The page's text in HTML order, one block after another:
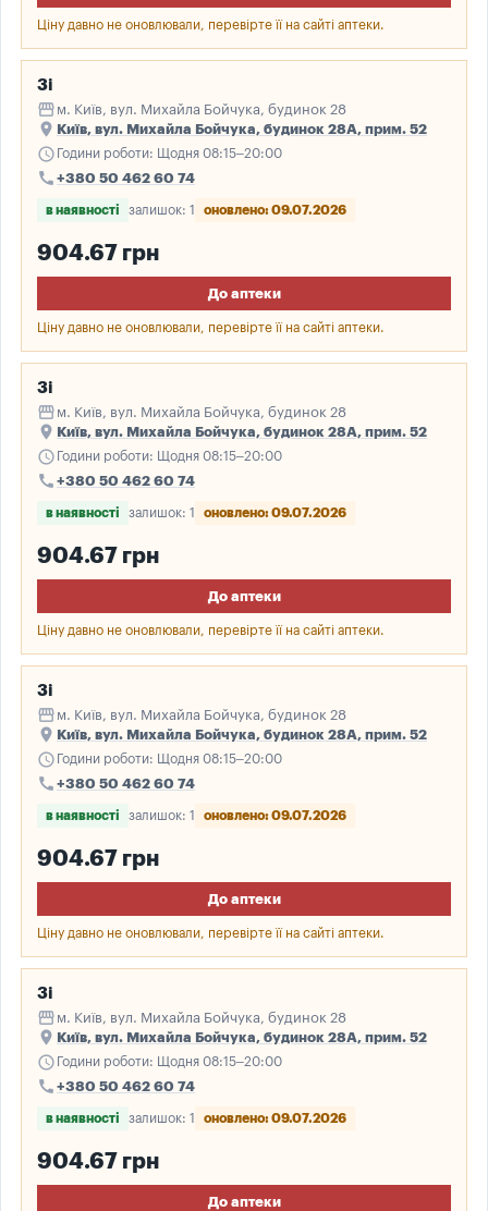
Ціну давно не оновлювали, перевірте її на сайті аптеки.
3і
storefront м. Київ, вул. Михайла Бойчука, будинок 28
place Київ, вул. Михайла Бойчука, будинок 28А, прим. 52
schedule Години роботи: Щодня 08:15–20:00
call +380 50 462 60 74
в наявності залишок: 1 оновлено: 09.07.2026
904.67 грн
До аптеки
Ціну давно не оновлювали, перевірте її на сайті аптеки.
3і
storefront м. Київ, вул. Михайла Бойчука, будинок 28
place Київ, вул. Михайла Бойчука, будинок 28А, прим. 52
schedule Години роботи: Щодня 08:15–20:00
call +380 50 462 60 74
в наявності залишок: 1 оновлено: 09.07.2026
904.67 грн
До аптеки
Ціну давно не оновлювали, перевірте її на сайті аптеки.
3і
storefront м. Київ, вул. Михайла Бойчука, будинок 28
place Київ, вул. Михайла Бойчука, будинок 28А, прим. 52
schedule Години роботи: Щодня 08:15–20:00
call +380 50 462 60 74
в наявності залишок: 1 оновлено: 09.07.2026
904.67 грн
До аптеки
Ціну давно не оновлювали, перевірте її на сайті аптеки.
3і
storefront м. Київ, вул. Михайла Бойчука, будинок 28
place Київ, вул. Михайла Бойчука, будинок 28А, прим. 52
schedule Години роботи: Щодня 08:15–20:00
call +380 50 462 60 74
в наявності залишок: 1 оновлено: 09.07.2026
904.67 грн
До аптеки